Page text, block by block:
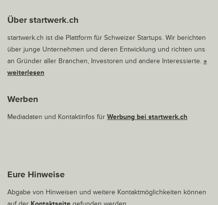
Über startwerk.ch
startwerk.ch ist die Plattform für Schweizer Startups. Wir berichten
über junge Unternehmen und deren Entwicklung und richten uns
an Gründer aller Branchen, Investoren und andere Interessierte. »
weiterlesen
Werben
Mediadaten und Kontaktinfos für Werbung bei startwerk.ch
Eure Hinweise
Abgabe von Hinweisen und weitere Kontaktmöglichkeiten können